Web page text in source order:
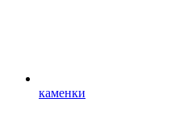
каменки